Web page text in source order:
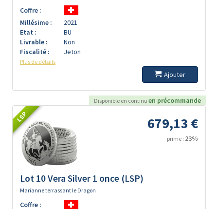
Coffre :
Millésime :
2021
Etat :
BU
Livrable :
Non
Fiscalité :
Jeton
Plus de détails
Ajouter
Disponible en continu en précommande
LSP 679,13 €
prime : 23%
Lot 10 Vera Silver 1 once (LSP)
Marianne terrassant le Dragon
Coffre :